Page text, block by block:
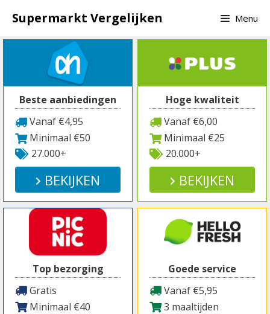
naar
inhoud
Supermarkt Vergelijken Menu
Beste aanbiedingen
Vanaf €4,95
Minimaal €50
27.000+
BEKIJKEN
Hoge kwaliteit
Vanaf €6,00
Minimaal €25
20.000+
BEKIJKEN
Top bezorging
Gratis
Minimaal €40
Goede service
Vanaf €5,95
3 maaltijden